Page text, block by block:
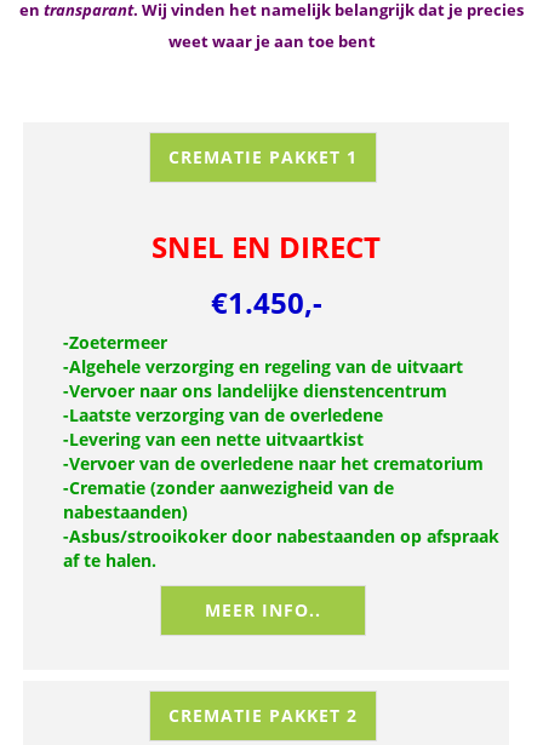
en transparant. Wij vinden het namelijk belangrijk dat je precies
weet waar je aan toe bent
CREMATIE PAKKET 1
SNEL EN DIRECT
€1.450,-
-Zoetermeer
-Algehele verzorging en regeling van de uitvaart
-Vervoer naar ons landelijke dienstencentrum
-Laatste verzorging van de overledene
-Levering van een nette uitvaartkist
-Vervoer van de overledene naar het crematorium
-Crematie (zonder aanwezigheid van de
nabestaanden)
-Asbus/strooikoker door nabestaanden op afspraak
af te halen.
MEER INFO..
CREMATIE PAKKET 2